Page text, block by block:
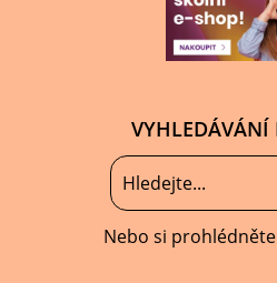
VYHLEDÁVÁNÍ
Nebo si prohlédněte